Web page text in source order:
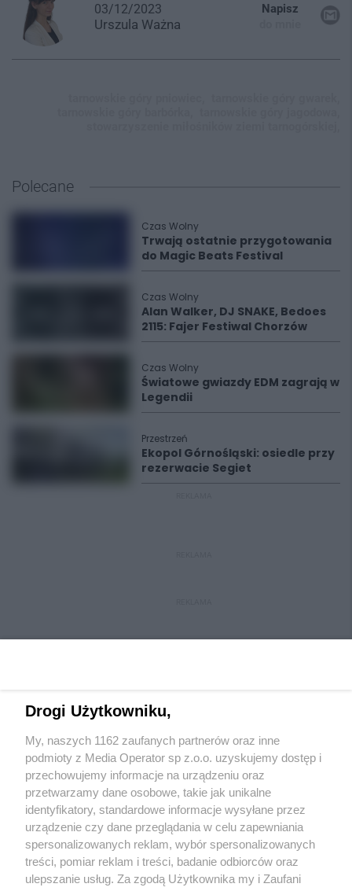
03/12/2023
Urszula Ważna
Napisz
Polecane
Czas Wolny
Trwają ostatnie przygotowania
do Magic Beats Festival
Czas Wolny
Alan Walker, DJ SNAKE, Bedoes
2115: Fajer Festiwal Chorzów
Czas Wolny
Światowe gwiazdy EDM zagrają w
Legendii
Przestrzeń
Ekopol Górnośląski: osiedle przy
rezerwacie Segiet
Wydawca mediówlokalnych
Nie zapomnij
zapoznać się z:
polityką prywatności regulamin korzystania z portali
Twojemiasto Skontakuj sięz nami
Drogi Użytkowniku,
My, naszych 1162 zaufanych partnerów oraz inne
podmioty z Media Operator sp z.o.o. uzyskujemy dostęp i
przechowujemy informacje na urządzeniu oraz
przetwarzamy dane osobowe, takie jak unikalne
identyfikatory, standardowe informacje wysyłane przez
urządzenie czy dane przeglądania w celu zapewniania
spersonalizowanych reklam, wybór spersonalizowanych
treści, pomiar reklam i treści, badanie odbiorców oraz
ulepszanie usług. Za zgodą Użytkownika my i Zaufani